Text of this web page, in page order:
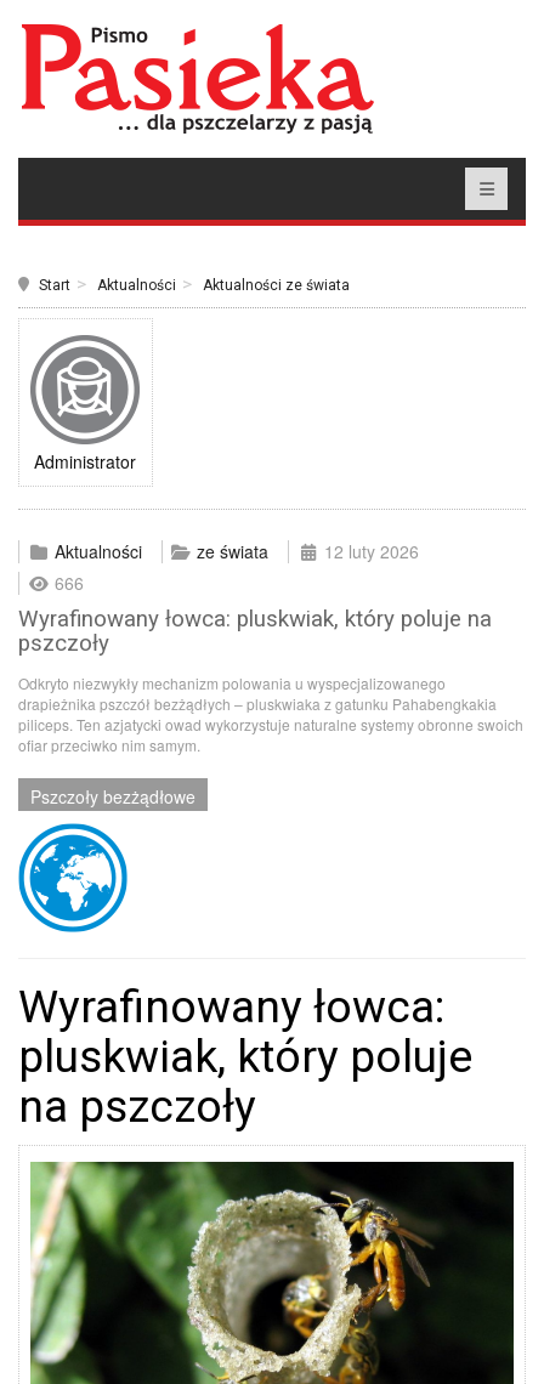
Start Aktualności Aktualności ze świata
Administrator
Aktualności ze świata
12 luty 2026
666
Wyrafinowany łowca: pluskwiak, który poluje na
pszczoły
Odkryto niezwykły mechanizm polowania u wyspecjalizowanego
drapieżnika pszczół bezżądłych – pluskwiaka z gatunku Pahabengkakia
piliceps. Ten azjatycki owad wykorzystuje naturalne systemy obronne swoich
ofiar przeciwko nim samym.
Pszczoły bezżądłowe
Wyrafinowany łowca:
pluskwiak, który poluje
na pszczoły